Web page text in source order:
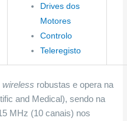
Drives dos
Motores
Controlo
Teleregisto
wireless robustas e opera na
and Medical), sendo na
MHz (10 canais) nos